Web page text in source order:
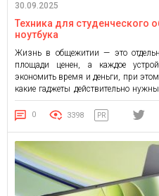
30.09.2025
Техника для студенческого
ноутбука
Жизнь в общежитии — это
площади ценен, а каждое
экономить время и деньги, при
какие гаджеты действительно
первую неделю заселения.
Начнем с кухни. Самым
0 3398 PR